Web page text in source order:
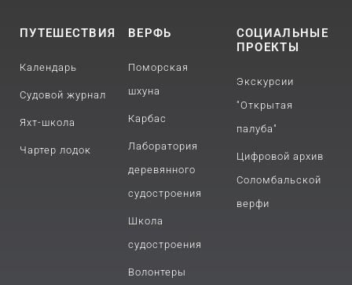
ПУТЕШЕСТВИЯ
Календарь
Судовой журнал
Яхт-школа
Чартер лодок
ВЕРФЬ
Поморская
шхуна
Карбас
Лаборатория
деревянного
судостроения
Школа
судостроения
Волонтеры
СОЦИАЛЬНЫЕ
ПРОЕКТЫ
Экскурсии
"Открытая
палуба"
Цифровой архив
Соломбальской
верфи